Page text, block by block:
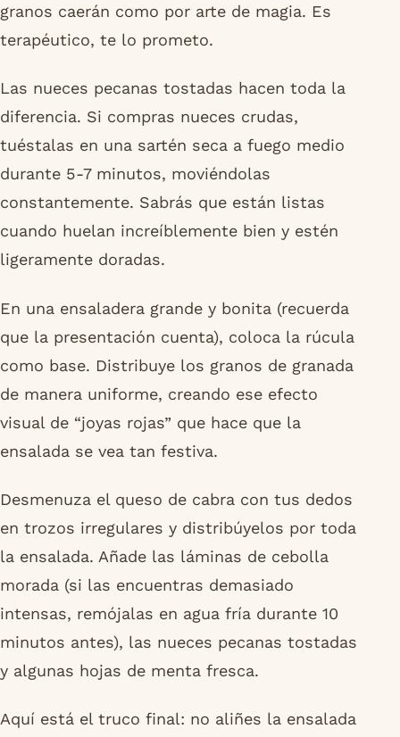
granos caerán como por arte de magia. Es
terapéutico, te lo prometo.
Las nueces pecanas tostadas hacen toda la
diferencia. Si compras nueces crudas,
tuéstalas en una sartén seca a fuego medio
durante 5-7 minutos, moviéndolas
constantemente. Sabrás que están listas
cuando huelan increíblemente bien y estén
ligeramente doradas.
En una ensaladera grande y bonita (recuerda
que la presentación cuenta), coloca la rúcula
como base. Distribuye los granos de granada
de manera uniforme, creando ese efecto
visual de “joyas rojas” que hace que la
ensalada se vea tan festiva.
Desmenuza el queso de cabra con tus dedos
en trozos irregulares y distribúyelos por toda
la ensalada. Añade las láminas de cebolla
morada (si las encuentras demasiado
intensas, remójalas en agua fría durante 10
minutos antes), las nueces pecanas tostadas
y algunas hojas de menta fresca.
Aquí está el truco final: no aliñes la ensalada